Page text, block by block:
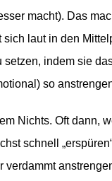
macht). Das
laut in den
indem sie
so
Nichts. Oft
schnell